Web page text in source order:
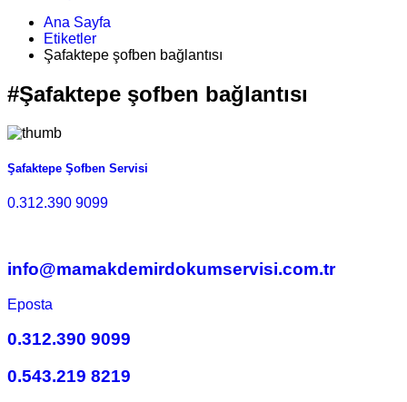
Ana Sayfa
Etiketler
Şafaktepe şofben bağlantısı
#Şafaktepe şofben bağlantısı
Şafaktepe Şofben Servisi
0.312.390 9099
info@mamakdemirdokumservisi.com.tr
Eposta
0.312.390 9099
0.543.219 8219